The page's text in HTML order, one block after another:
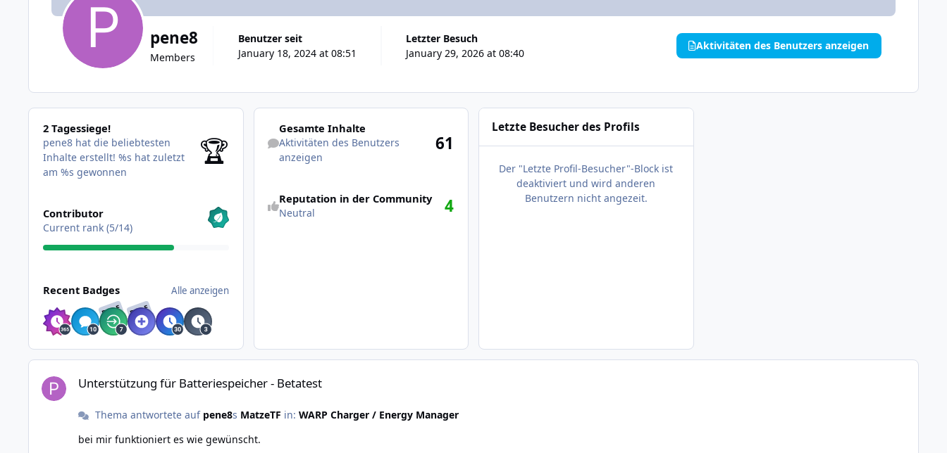
pene8
Members
Benutzer seit
January 18, 2024 at 08:51
Letzter Besuch
January 29, 2026 at 08:40
Aktivitäten des Benutzers anzeigen
2 Tagessiege!
2 Tagessiege!
pene8 hat die beliebtesten
Inhalte erstellt! %s hat zuletzt
am %s gewonnen
🏆
Contributor
Current rank (5/14)
Recent Badges Alle anzeigen
RARE RARE
Aktivitäten des Benutzers anzeigen
Gesamte Inhalte
Aktivitäten des Benutzers
anzeigen
61
Reputation in der Community
Neutral 4
Letzte Besucher des Profils
Der "Letzte Profil-Besucher"-Block ist
deaktiviert und wird anderen
Benutzern nicht angezeit.
Unterstützung für Batteriespeicher - Betatest
Unterstützung für Batteriespeicher - Betatest
Thema antwortete auf pene8s MatzeTF in: WARP Charger / Energy Manager
bei mir funktioniert es wie gewünscht.